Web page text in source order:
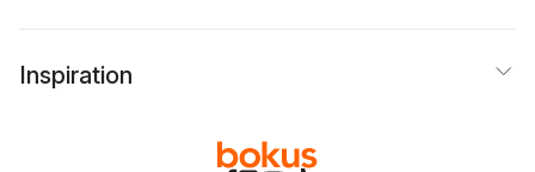
Inspiration